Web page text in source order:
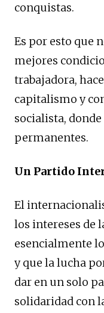
conquistas.
Es por esto que
mejores
trabajadora,
capitalismo y
socialista,
permanentes.
Un Partido
El
los intereses de
esencialmente
y que la lucha
dar en un solo
solidaridad con